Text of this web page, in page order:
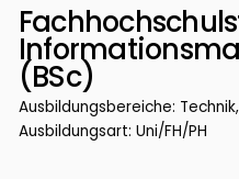
(BSc)
Ausbildungsbereiche:
Ausbildungsart: Uni/FH/PH